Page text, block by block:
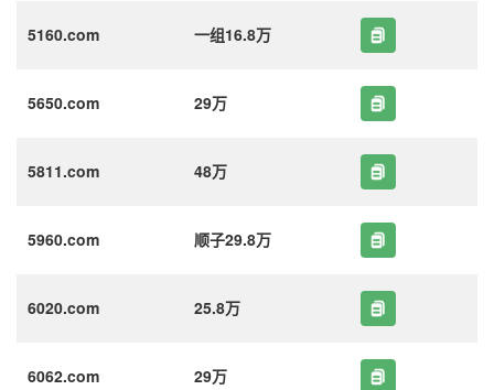
5160.com 一组16.8万
5650.com 29万
5811.com 48万
5960.com 顺子29.8万
6020.com 25.8万
6062.com 29万